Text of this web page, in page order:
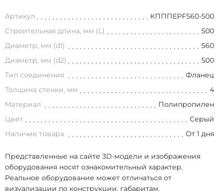
Артикул
КПППEPF560-500
Строительная длина, мм (L)
500
Диаметр, мм (d1)
560
Диаметр, мм (d2)
500
Тип соединения
Фланец
Толщина стенки, мм
4
Материал
Полипропилен
Цвет
Серый
Наличие товара
От 1 дня
Представленные на сайте 3D-модели и изображения
оборудования носят ознакомительный характер.
Реальное оборудование может отличаться от
визуализации по конструкции, габаритам,